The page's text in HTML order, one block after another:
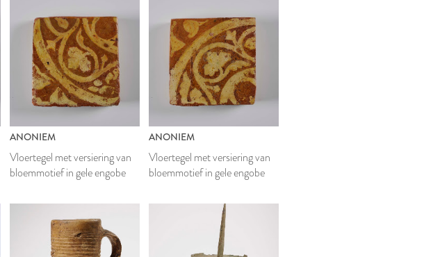
ANONIEM
Vloertegel met versiering van
bloemmotief in gele engobe
ANONIEM
Vloertegel met versiering van
bloemmotief in gele engobe